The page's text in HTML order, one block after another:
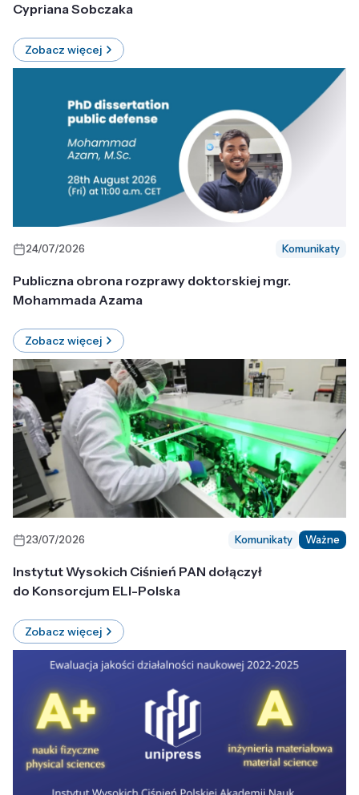
Cypriana Sobczaka
Zobacz więcej
24/07/2026 Komunikaty
Publiczna obrona rozprawy doktorskiej mgr.
Mohammada Azama
Zobacz więcej
23/07/2026 Komunikaty Ważne
Instytut Wysokich Ciśnień PAN dołączył
do Konsorcjum ELI-Polska
Zobacz więcej